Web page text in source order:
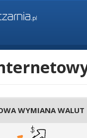
WYMIANA WALUT